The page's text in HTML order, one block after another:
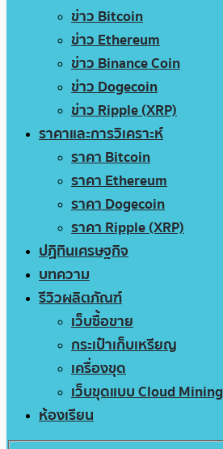
ข่าว Bitcoin
ข่าว Ethereum
ข่าว Binance Coin
ข่าว Dogecoin
ข่าว Ripple (XRP)
ราคาและการวิเคราะห์
ราคา Bitcoin
ราคา Ethereum
ราคา Dogecoin
ราคา Ripple (XRP)
ปฏิทินเศรษฐกิจ
บทความ
รีวิวผลิตภัณฑ์
เว็บซื้อขาย
กระเป๋าเก็บเหรียญ
เครื่องขุด
เว็บขุดแบบ Cloud Mining
ห้องเรียน